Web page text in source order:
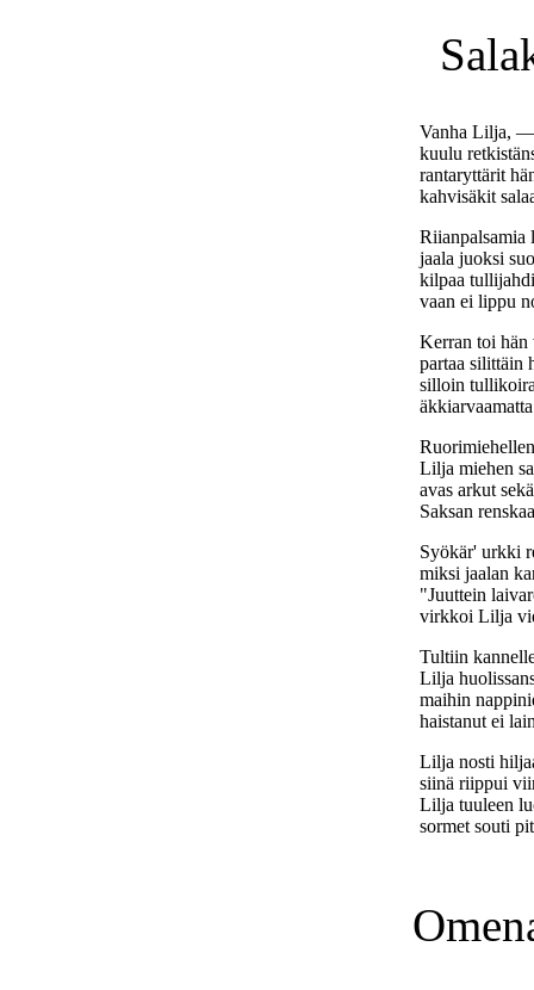
Vanha Lilja,
kuulu
rantaryttärit
kahvisäkit
Riianpalsamia
jaala juoksi
kilpaa
vaan ei lippu
Kerran toi
partaa silittäin
silloin
Lilja miehen
avas arkut
Saksan
Syökär' urkki
miksi jaalan
"Juuttein
virkkoi Lilja
Tultiin
Lilja
maihin
haistanut ei
Lilja nosti
siinä riippui
Lilja tuuleen
sormet souti